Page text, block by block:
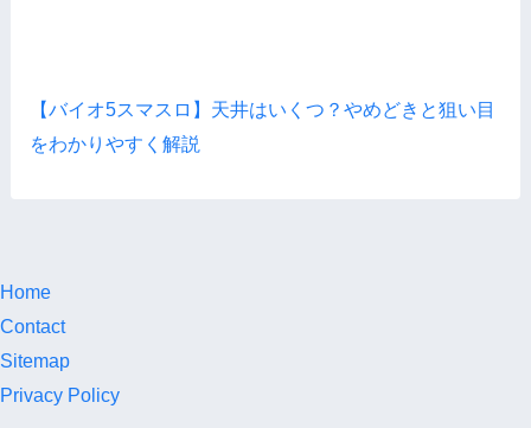
【バイオ5スマスロ】天井はいくつ？やめどきと狙い目
をわかりやすく解説
Home
Contact
Sitemap
Privacy Policy